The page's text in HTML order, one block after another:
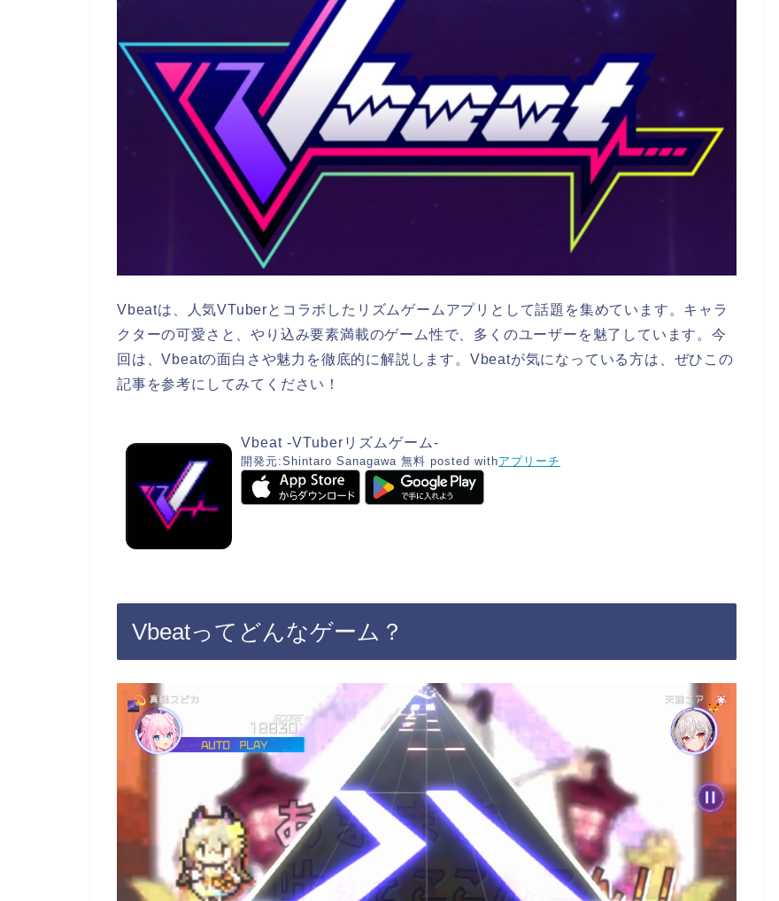
Vbeatは、人気VTuberとコラボしたリズムゲームアプリとして話題を集めています。キャラ
クターの可愛さと、やり込み要素満載のゲーム性で、多くのユーザーを魅了しています。今
回は、Vbeatの面白さや魅力を徹底的に解説します。Vbeatが気になっている方は、ぜひこの
記事を参考にしてみてください！
Vbeat -VTuberリズムゲーム-
開発元:Shintaro Sanagawa 無料 posted withアプリーチ
Vbeatってどんなゲーム？